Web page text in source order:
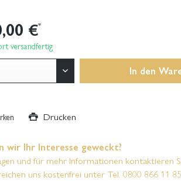
€*
versandfertig
In den
Drucken
wir Ihr Interesse geweckt?
und für mehr Informationen kontaktieren
uns kostenfrei unter Tel. 0800 866 11 85